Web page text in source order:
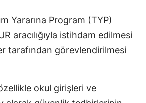
Yararına Program (TYP)
aracılığıyla istihdam edilmesi
tarafından görevlendirilmesi
okul girişleri ve